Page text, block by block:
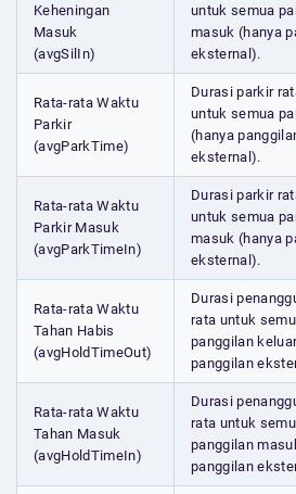
Keheningan
Masuk
(avgSilIn)
untuk semua
masuk (hanya
eksternal).
Rata-rata Waktu
Parkir
(avgParkTime)
Durasi parkir
untuk semua
(hanya
eksternal).
Rata-rata Waktu
Parkir Masuk
(avgParkTimeIn)
Durasi parkir
untuk semua
masuk (hanya
eksternal).
Rata-rata Waktu
Tahan Habis
(avgHoldTimeOut)
Durasi
rata untuk
panggilan
panggilan
Rata-rata Waktu
Tahan Masuk
(avgHoldTimeIn)
Durasi
rata untuk
panggilan
panggilan